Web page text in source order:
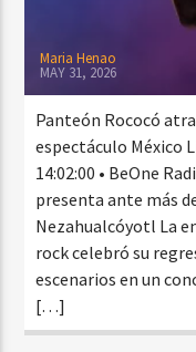
Beone Radio
Maria Henao
MAY 31, 2026
Panteón Rococó
espectáculo México
14:02:00 • BeOne
presenta ante más
Nezahualcóyotl La
rock celebró su
escenarios en un
[…]